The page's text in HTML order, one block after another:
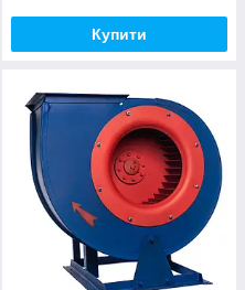
Купити